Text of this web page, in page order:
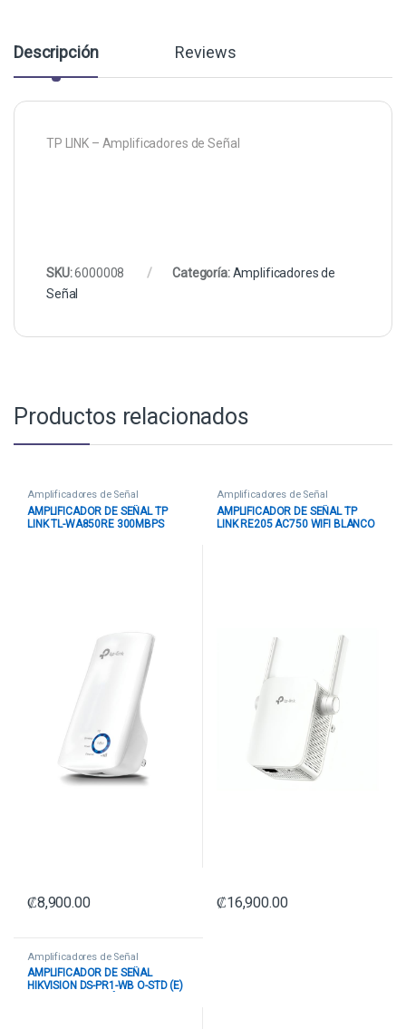
Descripción Reviews
TP LINK – Amplificadores de Señal
SKU:6000008 Categoría:Amplificadores de
Señal
Productos relacionados
Amplificadores de Señal
AMPLIFICADOR DE SEÑAL TP
LINK TL-WA850RE 300MBPS
₡8,900.00
Amplificadores de Señal
AMPLIFICADOR DE SEÑAL TP
LINK RE205 AC750 WIFI BLANCO
₡16,900.00
Amplificadores de Señal
AMPLIFICADOR DE SEÑAL
HIKVISION DS-PR1-WB O-STD (E)